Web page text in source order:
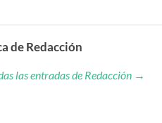
de Redacción
las entradas de Redacción →